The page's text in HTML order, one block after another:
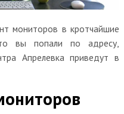
мониторов в кротчайшие
вы попали по адресу,
Апрелевка приведут в